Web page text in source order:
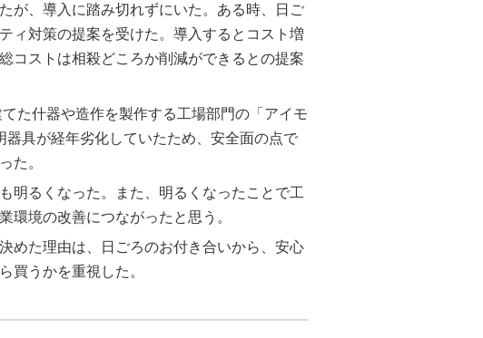
が、導入に踏み切れずにいた。ある時、日ご
ィ対策の提案を受けた。導入するとコスト増
コストは相殺どころか削減ができるとの提案
た什器や造作を製作する工場部門の「アイモ
具が経年劣化していたため、安全面の点で
た。
明るくなった。また、明るくなったことで工
環境の改善につながったと思う。
めた理由は、日ごろのお付き合いから、安心
買うかを重視した。